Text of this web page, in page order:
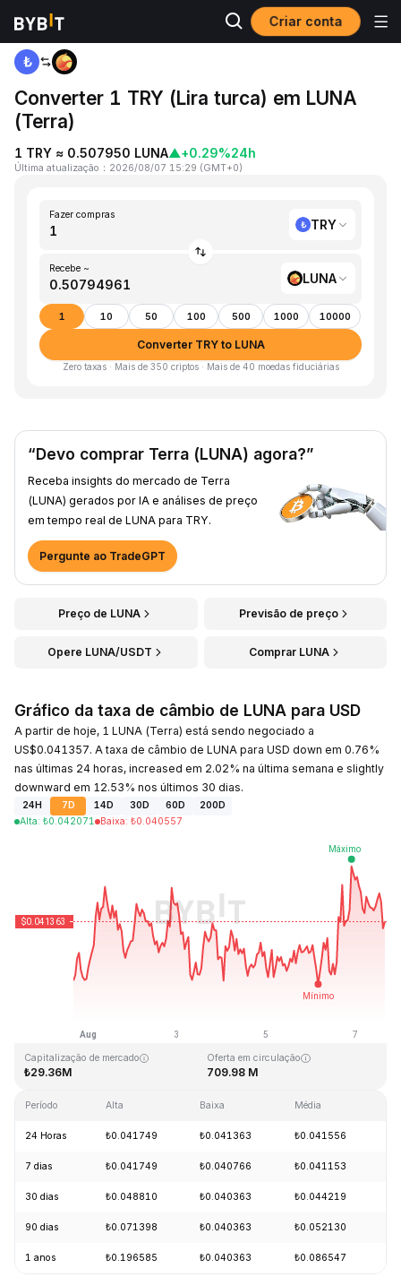
Criar conta
Página inicial
Converter 1 TRY (Lira turca) em LUNA
(Terra)
1 TRY ≈ 0.507950 LUNA▲+0.29%24h
Última atualização ： 2026/08/07 15:29 (GMT+0)
Fazer compras
TRY
Recebe ~
LUNA
1 10 50 100 500 1000 10000
Converter TRY to LUNA
Zero taxas · Mais de 350 criptos · Mais de 40 moedas fiduciárias
“Devo comprar Terra (LUNA) agora?”
Receba insights do mercado de Terra
(LUNA) gerados por IA e análises de preço
em tempo real de LUNA para TRY.
Pergunte ao TradeGPT
Preço de LUNA Previsão de preço
Opere LUNA/USDT Comprar LUNA
Gráfico da taxa de câmbio de LUNA para USD
A partir de hoje, 1 LUNA (Terra) está sendo negociado a
US$0.041357. A taxa de câmbio de LUNA para USD down em 0.76%
nas últimas 24 horas, increased em 2.02% na última semana e slightly
downward em 12.53% nos últimos 30 dias.
24H 7D 14D 30D 60D
200D
Alta: ₺0.042071 Baixa: ₺0.040557
₺0.039339
Capitalização de mercado
₺29.36M
Oferta em circulação
709.98 M
Período Alta Baixa Média
24 Horas ₺0.041749 ₺0.041363 ₺0.041556
7 dias ₺0.041749 ₺0.040766 ₺0.041153
30 dias ₺0.048810 ₺0.040363 ₺0.044219
90 dias ₺0.071398 ₺0.040363 ₺0.052130
1 anos ₺0.196585 ₺0.040363 ₺0.086547